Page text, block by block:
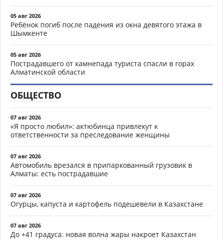
05 авг 2026
Ребёнок погиб после падения из окна девятого этажа в
Шымкенте
05 авг 2026
Пострадавшего от камнепада туриста спасли в горах
Алматинской области
ОБЩЕСТВО
07 авг 2026
«Я просто любил»: актюбинца привлекут к
ответственности за преследование женщины
07 авг 2026
Автомобиль врезался в припаркованный грузовик в
Алматы: есть пострадавшие
07 авг 2026
Огурцы, капуста и картофель подешевели в Казахстане
07 авг 2026
До +41 градуса: новая волна жары накроет Казахстан